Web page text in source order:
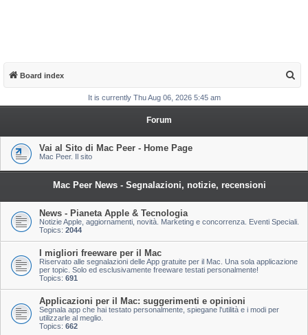
Board index
a
It is currently Thu Aug 06, 2026 5:45 am
Forum
Vai al Sito di Mac Peer - Home Page
Mac Peer. Il sito
Mac Peer News - Segnalazioni, notizie, recensioni
News - Pianeta Apple & Tecnologia
Notizie Apple, aggiornamenti, novità. Marketing e concorrenza. Eventi Speciali.
Topics: 2044
I migliori freeware per il Mac
Riservato alle segnalazioni delle App gratuite per il Mac. Una sola applicazione
per topic. Solo ed esclusivamente freeware testati personalmente!
Topics: 691
Applicazioni per il Mac: suggerimenti e opinioni
Segnala app che hai testato personalmente, spiegane l'utilità e i modi per
utilizzarle al meglio.
Topics: 662